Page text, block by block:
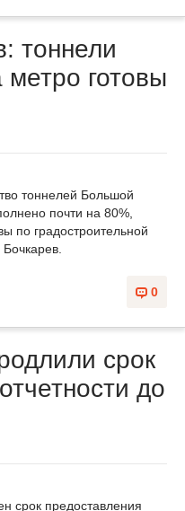
тоннели
готовы
тоннелей Большой
почти на 80%,
по градостроительной
0
срок
до
срок предоставления